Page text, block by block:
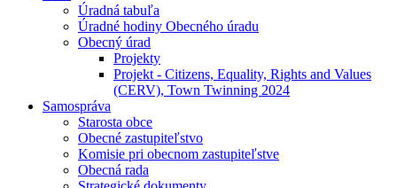
Úradná tabuľa
Úradné hodiny Obecného úradu
Obecný úrad
Projekty
Projekt - Citizens, Equality, Rights and Values
(CERV), Town Twinning 2024
Samospráva
Starosta obce
Obecné zastupiteľstvo
Komisie pri obecnom zastupiteľstve
Obecná rada